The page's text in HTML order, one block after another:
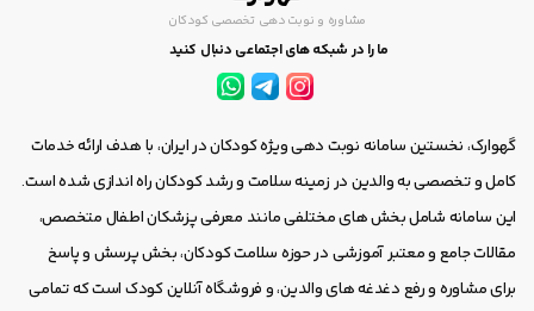
مشاوره و نوبت دهی تخصصی کودکان
ما را در شبکه های اجتماعی دنبال کنید
گهوارک، نخستین سامانه نوبت دهی ویژه کودکان در ایران، با هدف ارائه خدمات
کامل و تخصصی به والدین در زمینه سلامت و رشد کودکان راه اندازی شده است.
این سامانه شامل بخش های مختلفی مانند معرفی پزشکان اطفال متخصص،
مقالات جامع و معتبر آموزشی در حوزه سلامت کودکان، بخش پرسش و پاسخ
برای مشاوره و رفع دغدغه های والدین، و فروشگاه آنلاین کودک است که تمامی